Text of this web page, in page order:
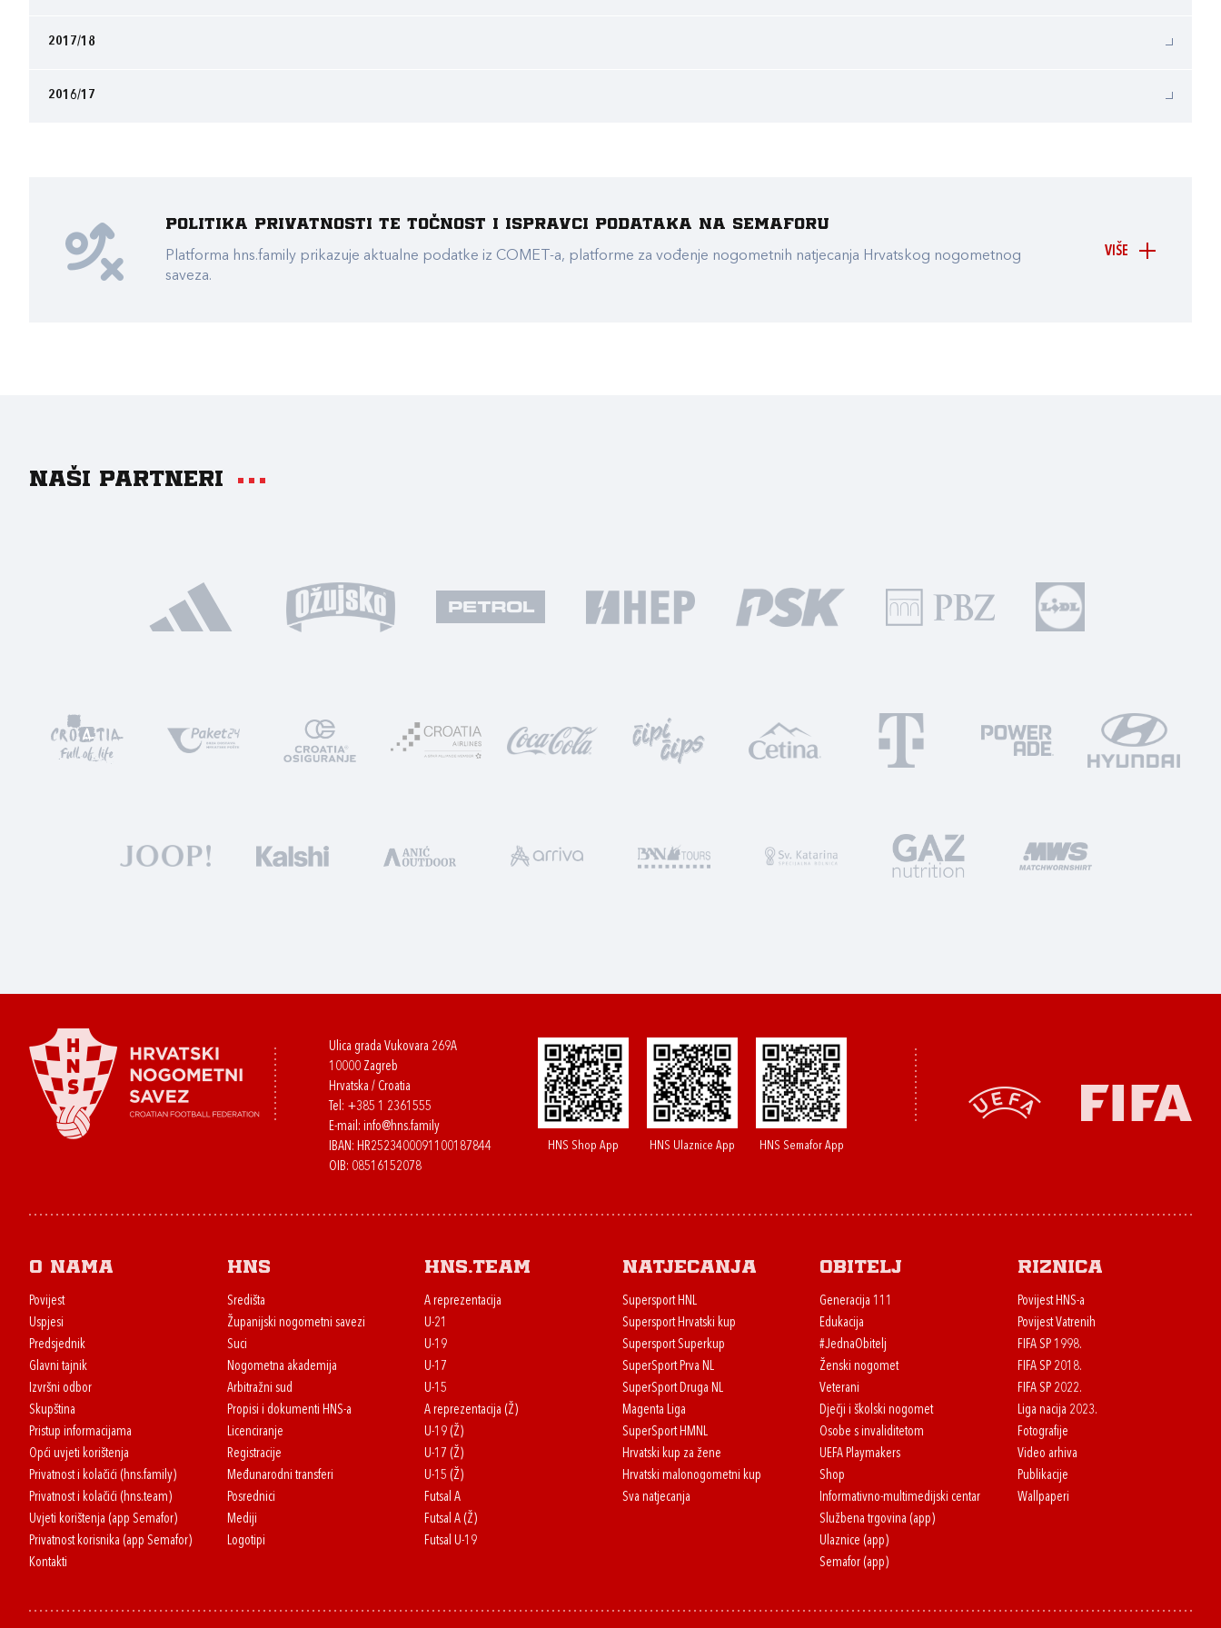
2017/18
2016/17
VIŠE
Politika privatnosti te točnost i ispravci podataka na Semaforu
Platforma hns.family prikazuje aktualne podatke iz COMET-a, platforme za vođenje nogometnih natjecanja Hrvatskog nogometnog
saveza.
Naši partneri
Ulica grada Vukovara 269A
10000 Zagreb
Hrvatska / Croatia
Tel: +385 1 2361555
E-mail: info@hns.family
IBAN: HR2523400091100187844
OIB: 08516152078
HNS Shop App HNS Ulaznice App HNS Semafor App
O nama
Povijest
Uspjesi
Predsjednik
Glavni tajnik
Izvršni odbor
Skupština
Pristup informacijama
Opći uvjeti korištenja
Privatnost i kolačići (hns.family)
Privatnost i kolačići (hns.team)
Uvjeti korištenja (app Semafor)
Privatnost korisnika (app Semafor)
Kontakti
HNS
Središta
Županijski nogometni savezi
Suci
Nogometna akademija
Arbitražni sud
Propisi i dokumenti HNS-a
Licenciranje
Registracije
Međunarodni transferi
Posrednici
Mediji
Logotipi
HNS.team
A reprezentacija
U-21
U-19
U-17
U-15
A reprezentacija (Ž)
U-19 (Ž)
U-17 (Ž)
U-15 (Ž)
Futsal A
Futsal A (Ž)
Futsal U-19
Natjecanja
Supersport HNL
Supersport Hrvatski kup
Supersport Superkup
SuperSport Prva NL
SuperSport Druga NL
Magenta Liga
SuperSport HMNL
Hrvatski kup za žene
Hrvatski malonogometni kup
Sva natjecanja
Obitelj
Generacija 111
Edukacija
#JednaObitelj
Ženski nogomet
Veterani
Dječji i školski nogomet
Osobe s invaliditetom
UEFA Playmakers
Shop
Informativno-multimedijski centar
Službena trgovina (app)
Ulaznice (app)
Semafor (app)
Riznica
Povijest HNS-a
Povijest Vatrenih
FIFA SP 1998.
FIFA SP 2018.
FIFA SP 2022.
Liga nacija 2023.
Fotografije
Video arhiva
Publikacije
Wallpaperi